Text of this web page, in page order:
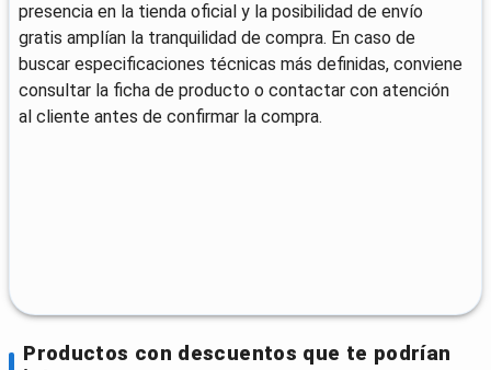
presencia en la tienda oficial y la posibilidad de envío
gratis amplían la tranquilidad de compra. En caso de
buscar especificaciones técnicas más definidas, conviene
consultar la ficha de producto o contactar con atención
al cliente antes de confirmar la compra.
Productos con descuentos que te podrían